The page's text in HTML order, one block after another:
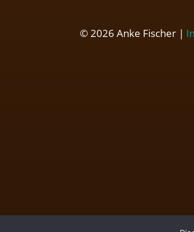
© 2026 Anke Fischer |